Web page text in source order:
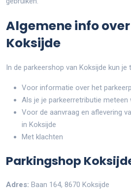
Algemene info
Koksijde
In de parkeershop van Koksijde kun je
Voor informatie over het
Als je je parkeerretributie meteen
Voor de aanvraag en aflevering
in Koksijde
Met klachten
Parkingshop
Adres: Baan 164, 8670 Koksijde